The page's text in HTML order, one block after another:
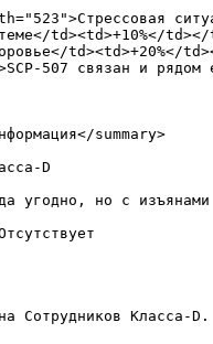
td><td>+10%</
td><td>+20%</
507 связан и
summary>
D
угодно, но с изъянами
Сотрудников Класса-D.